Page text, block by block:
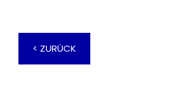
< ZURÜCK